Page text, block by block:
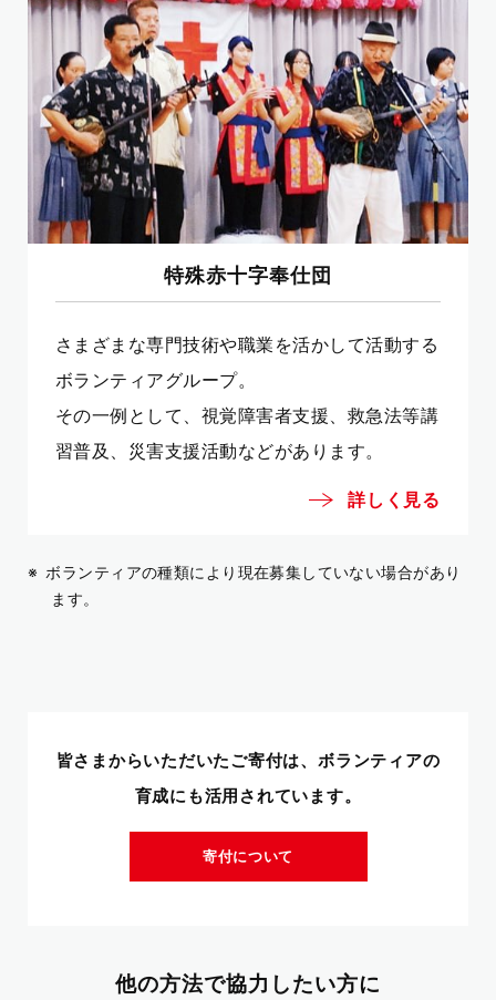
特殊赤十字奉仕団
さまざまな専門技術や職業を活かして活動する
ボランティアグループ。
その一例として、視覚障害者支援、救急法等講
習普及、災害支援活動などがあります。
詳しく見る
ボランティアの種類により現在募集していない場合があり
ます。
皆さまからいただいたご寄付は、ボランティアの
育成にも活用されています。
寄付について
他の方法で協力したい方に